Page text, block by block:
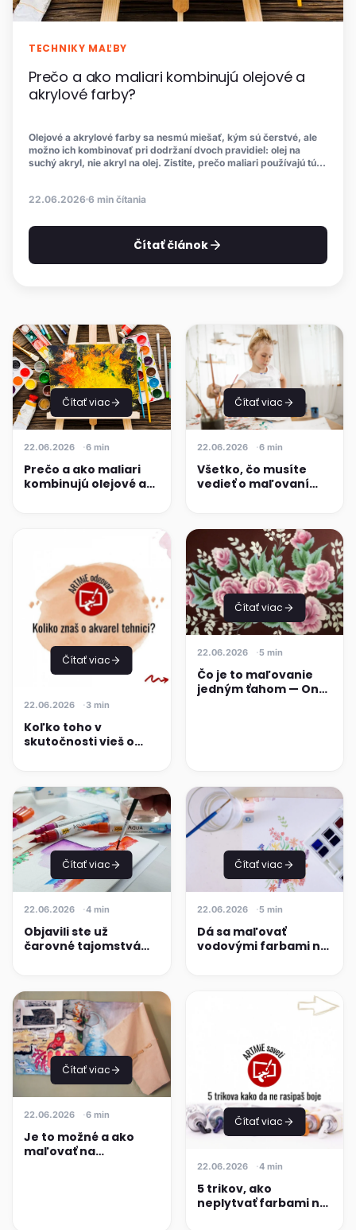
TECHNIKY MAĽBY
Prečo a ako maliari kombinujú olejové a
akrylové farby?
Olejové a akrylové farby sa nesmú miešať, kým sú čerstvé, ale
možno ich kombinovať pri dodržaní dvoch pravidiel: olej na
suchý akryl, nie akryl na olej. Zistite, prečo maliari používajú túto
22.06.2026 6 min čítania
Čítať článok
Čítať viac
22.06.2026 6 min
Prečo a ako maliari
kombinujú olejové a
Čítať viac
22.06.2026 6 min
Všetko, čo musíte
vedieť o maľovaní
Čítať viac
22.06.2026 3 min
Koľko toho v
skutočnosti vieš o
Čítať viac
22.06.2026 5 min
Čo je to maľovanie
jedným ťahom — One
Čítať viac
22.06.2026 4 min
Objavili ste už
čarovné tajomstvá
Čítať viac
22.06.2026 5 min
Dá sa maľovať
vodovými farbami na
Čítať viac
22.06.2026 6 min
Je to možné a ako
maľovať na
Čítať viac
22.06.2026 4 min
5 trikov, ako
neplytvať farbami na